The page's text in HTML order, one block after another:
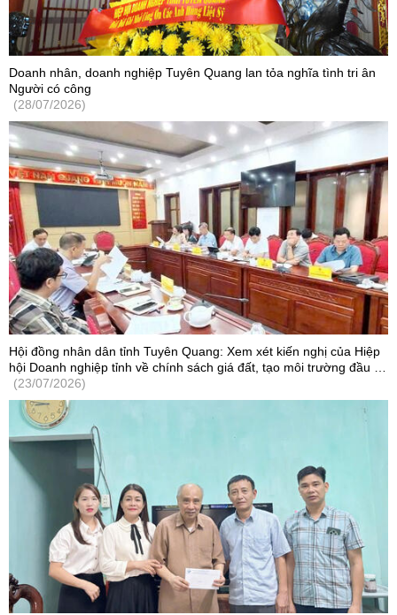
Doanh nhân, doanh nghiệp Tuyên Quang lan tỏa nghĩa tình tri ân
Người có công
(28/07/2026)
Hội đồng nhân dân tỉnh Tuyên Quang: Xem xét kiến nghị của Hiệp
hội Doanh nghiệp tỉnh về chính sách giá đất, tạo môi trường đầu tư
cạnh tranh
(23/07/2026)